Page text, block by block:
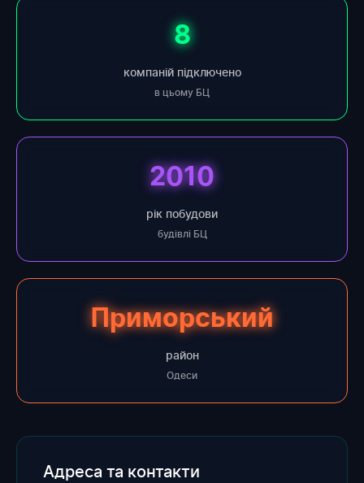
8
компаній підключено
в цьому БЦ
2010
рік побудови
будівлі БЦ
Приморський
район
Одеси
Адреса та контакти